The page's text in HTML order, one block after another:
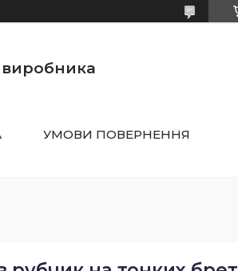
виробника
УМОВИ ПОВЕРНЕННЯ